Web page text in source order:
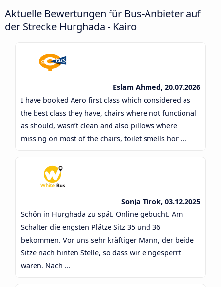
Aktuelle Bewertungen für Bus-Anbieter auf
der Strecke Hurghada - Kairo
Eslam Ahmed, 20.07.2026
I have booked Aero first class which considered as
the best class they have, chairs where not functional
as should, wasn’t clean and also pillows where
missing on most of the chairs, toilet smells hor ...
Sonja Tirok, 03.12.2025
Schön in Hurghada zu spät. Online gebucht. Am
Schalter die engsten Plätze Sitz 35 und 36
bekommen. Vor uns sehr kräftiger Mann, der beide
Sitze nach hinten Stelle, so dass wir eingesperrt
waren. Nach ...